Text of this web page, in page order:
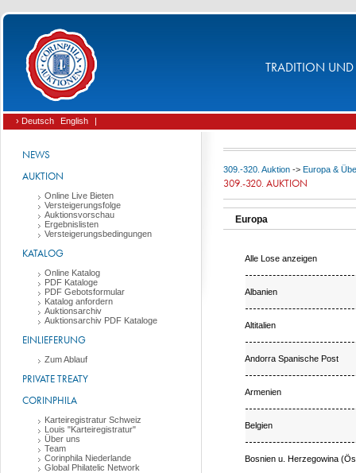
TRADITION UND
› Deutsch English |
NEWS
AUKTION
Online Live Bieten
Versteigerungsfolge
Auktionsvorschau
Ergebnislisten
Versteigerungsbedingungen
KATALOG
Online Katalog
PDF Kataloge
PDF Gebotsformular
Katalog anfordern
Auktionsarchiv
Auktionsarchiv PDF Kataloge
EINLIEFERUNG
Zum Ablauf
PRIVATE TREATY
CORINPHILA
Karteiregistratur Schweiz
Louis "Karteiregistratur"
Über uns
Team
Corinphila Niederlande
Global Philatelic Network
309.-320. Auktion -> Europa &
309.-320. AUKTION
Europa
Alle Lose anzeigen
Albanien
Altitalien
Andorra Spanische Post
Armenien
Belgien
Bosnien u. Herzegowina